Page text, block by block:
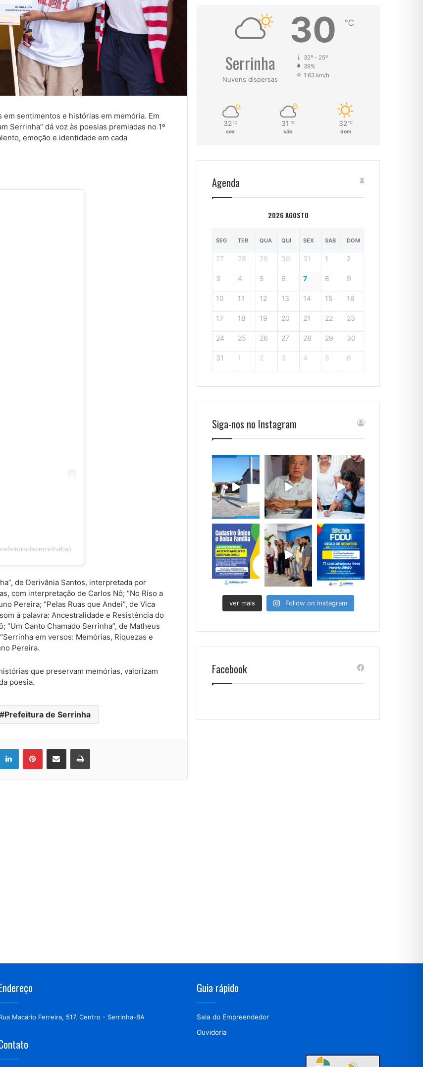
sentimentos e histórias em memória. Em
Serrinha” dá voz às poesias premiadas no 1º
emoção e identidade em cada
de Derivânia Santos, interpretada por
com interpretação de Carlos Nô; “No Riso a
Pereira; “Pelas Ruas que Andei”, de Vica
à palavra: Ancestralidade e Resistência do
“Um Canto Chamado Serrinha”, de Matheus
em versos: Memórias, Riquezas e
Pereira.
que preservam memórias, valorizam
poesia.
Prefeitura de Serrinha
Linkedin Pinterest Compartilhar via e-mail Imprimir
Serrinha
Nuvens dispersas
30 ℃
32º - 25º
39%
1.63 km/h
32 ℃
sex
31 ℃
sáb
32 ℃
dom
Agenda
2026 AGOSTO
SEG TER QUA QUI SEX SAB DOM
27 28 29 30 31 1 2
3 4 5 6 7 8 9
10 11 12 13 14 15 16
17 18 19 20 21 22 23
24 25 26 27 28 29 30
31 1 2 3 4 5 6
Siga-nos no Instagram
ver mais Follow on Instagram
Facebook
Macário Ferreira, 517, Centro - Serrinha-BA
Guia rápido
Sala do Empreendedor
Ouvidoria